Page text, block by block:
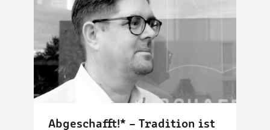
Abgeschafft!* – Tradition ist